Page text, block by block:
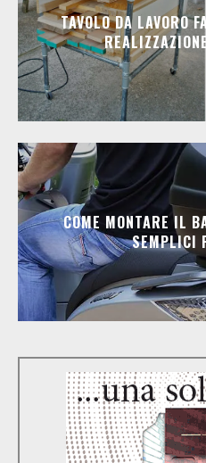
TAVOLO DA LAVORO
COME MONTARE IL
SEMPLICI